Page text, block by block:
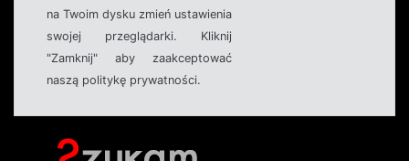
na Twoim dysku zmień ustawienia
swojej przeglądarki. Kliknij
"Zamknij" aby zaakceptować
naszą politykę prywatności.